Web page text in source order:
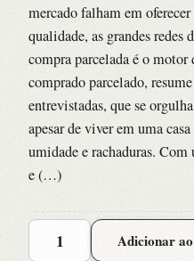
mercado falham em
qualidade, as grandes redes
compra parcelada é o
comprado parcelado,
entrevistadas, que se
apesar de viver em uma
umidade e rachaduras. Com
e (…)
Parcelado:
Dinamicas
Adicionar